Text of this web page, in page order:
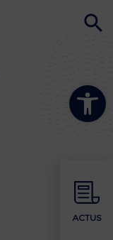
Ouvrir la
ACTUS